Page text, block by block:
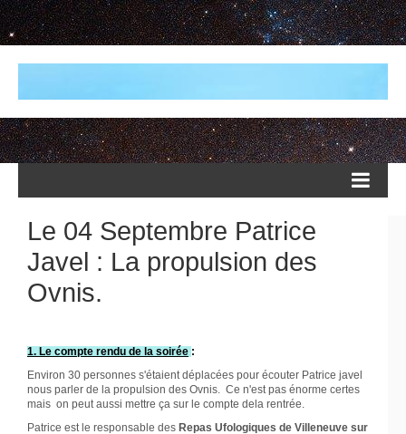
Le 04 Septembre Patrice
Javel : La propulsion des
Ovnis.
1. Le compte rendu de la soirée :
Environ 30 personnes s'étaient déplacées pour écouter Patrice javel
nous parler de la propulsion des Ovnis. Ce n'est pas énorme certes
mais on peut aussi mettre ça sur le compte dela rentrée.
Patrice est le responsable des Repas Ufologiques de Villeneuve sur